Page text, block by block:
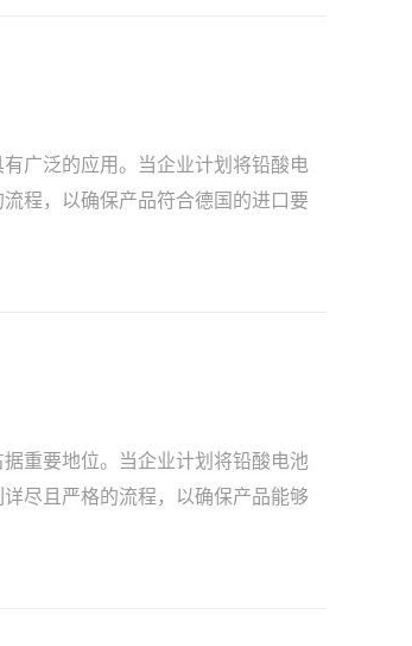
广泛的应用。当企业计划将铅酸电
程，以确保产品符合德国的进口要
重要地位。当企业计划将铅酸电池
尽且严格的流程，以确保产品能够